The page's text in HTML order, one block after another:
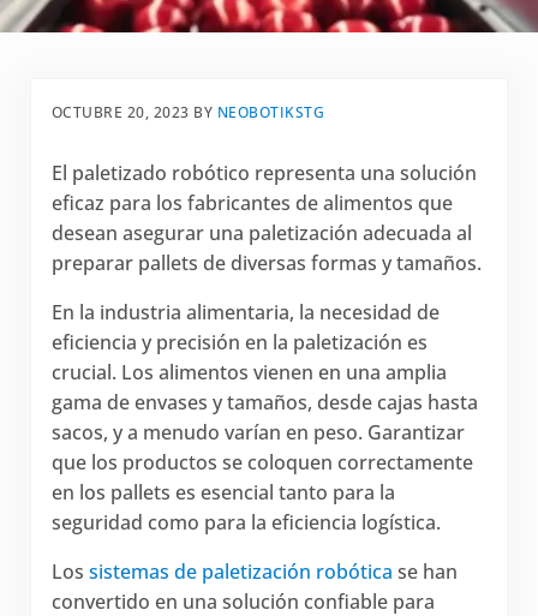
OCTUBRE 20, 2023 BY NEOBOTIKSTG
El paletizado robótico representa una solución
eficaz para los fabricantes de alimentos que
desean asegurar una paletización adecuada al
preparar pallets de diversas formas y tamaños.
En la industria alimentaria, la necesidad de
eficiencia y precisión en la paletización es
crucial. Los alimentos vienen en una amplia
gama de envases y tamaños, desde cajas hasta
sacos, y a menudo varían en peso. Garantizar
que los productos se coloquen correctamente
en los pallets es esencial tanto para la
seguridad como para la eficiencia logística.
Los sistemas de paletización robótica se han
convertido en una solución confiable para